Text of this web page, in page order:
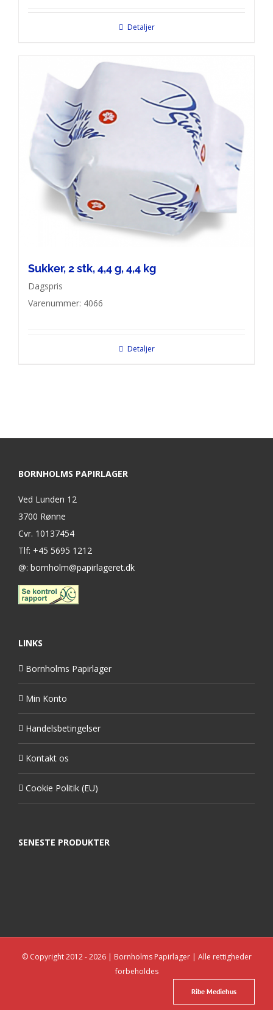
Detaljer
Sukker, 2 stk, 4,4 g, 4,4 kg
Dagspris
Varenummer: 4066
Detaljer
BORNHOLMS PAPIRLAGER
Ved Lunden 12
3700 Rønne
Cvr. 10137454
Tlf: +45 5695 1212
@: bornholm@papirlageret.dk
LINKS
Bornholms Papirlager
Min Konto
Handelsbetingelser
Kontakt os
Cookie Politik (EU)
SENESTE PRODUKTER
© Copyright 2012 -2026 | Bornholms Papirlager | Alle rettigheder
forbeholdes
Ribe Mediehus